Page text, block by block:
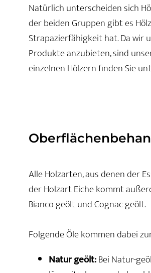
Natürlich unterscheiden sich
der beiden Gruppen gibt es
Strapazierfähigkeit hat. Da wir
Produkte anzubieten, sind
einzelnen Hölzern finden Sie
Alle Holzarten, aus denen der
der Holzart Eiche kommt
Bianco geölt und Cognac geölt.
Folgende Öle kommen dabei
Natur geölt:Bei Natur-